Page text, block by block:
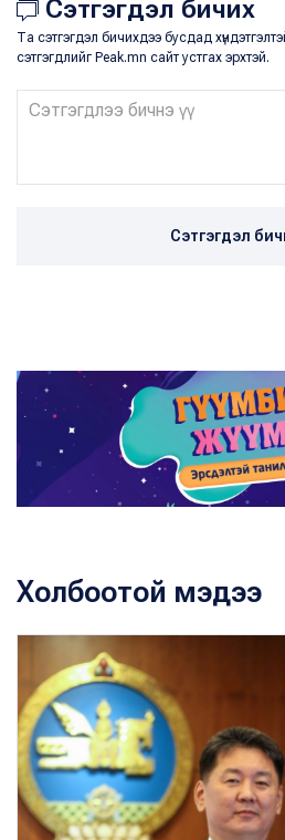
Сэтгэгдэл бичих
Та сэтгэгдэл бичихдээ бусдад
сэтгэгдлийг Peak.mn сайт устгах эрхтэй.
Сэтгэгдэл
Холбоотой мэдээ